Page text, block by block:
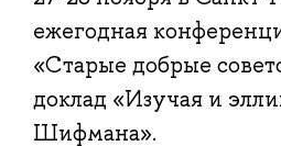
ежегодная
«Старые добрые
доклад «Изучая и
Шифмана».